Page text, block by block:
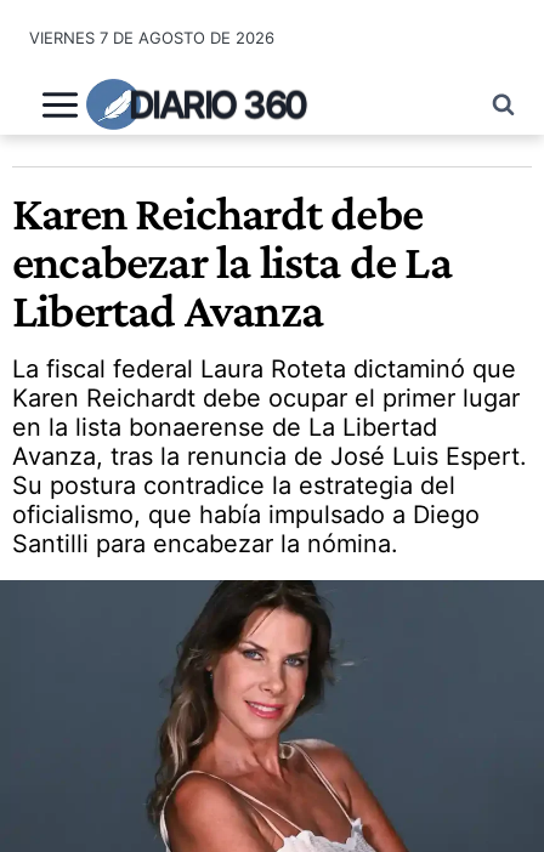
contenido
VIERNES 7 DE AGOSTO DE 2026
DIARIO 360
Karen Reichardt debe
encabezar la lista de La
Libertad Avanza
La fiscal federal Laura Roteta dictaminó que
Karen Reichardt debe ocupar el primer lugar
en la lista bonaerense de La Libertad
Avanza, tras la renuncia de José Luis Espert.
Su postura contradice la estrategia del
oficialismo, que había impulsado a Diego
Santilli para encabezar la nómina.